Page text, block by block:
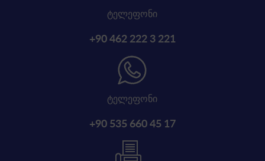
ტელეფონი
+90 462 222 3 221
ტელეფონი
+90 535 660 45 17